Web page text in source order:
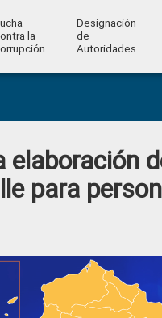
la
Designación
de
Autoridades
elaboración
para